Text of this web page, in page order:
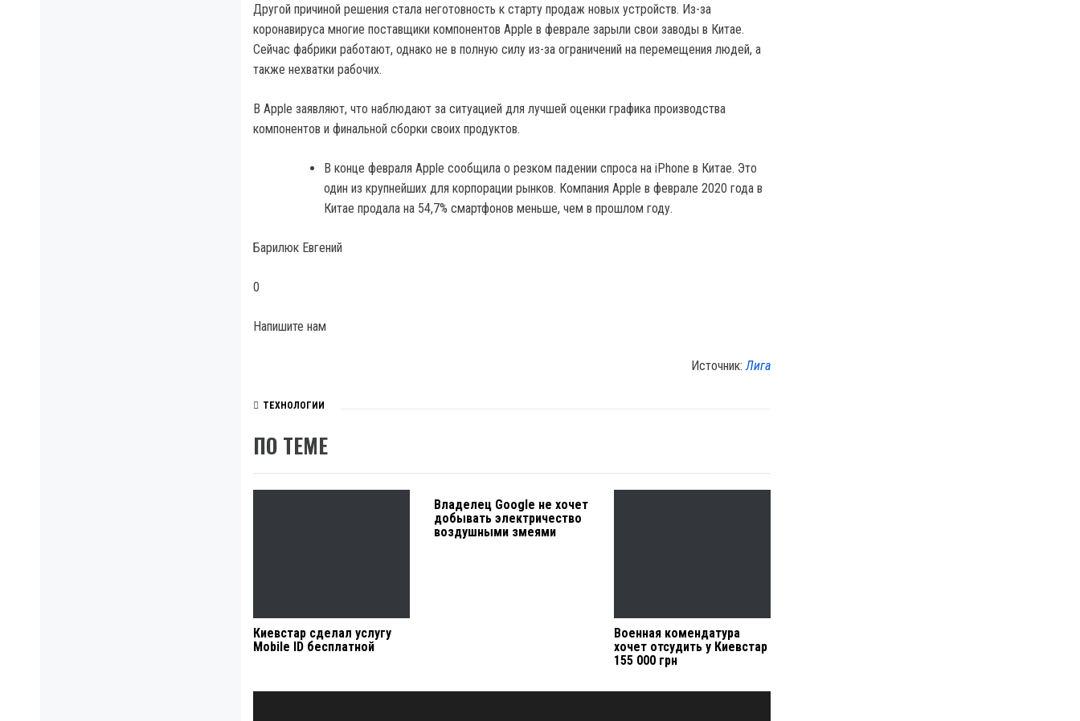
Другой причиной решения стала неготовность к старту продаж новых устройств. Из-за
коронавируса многие поставщики компонентов Apple в феврале зарыли свои заводы в Китае.
Сейчас фабрики работают, однако не в полную силу из-за ограничений на перемещения людей, а
также нехватки рабочих.
В Apple заявляют, что наблюдают за ситуацией для лучшей оценки графика производства
компонентов и финальной сборки своих продуктов.
В конце февраля Apple сообщила о резком падении спроса на iPhone в Китае. Это
один из крупнейших для корпорации рынков. Компания Apple в феврале 2020 года в
Китае продала на 54,7% смартфонов меньше, чем в прошлом году.
Барилюк Евгений
0
Напишите нам
Источник:Лига
ТЕХНОЛОГИИ
ПО ТЕМЕ
Киевстар сделал услугу
Mobile ID бесплатной
Владелец Google не хочет
добывать электричество
воздушными змеями
Военная комендатура
хочет отсудить у Киевстар
155 000 грн
Навигация